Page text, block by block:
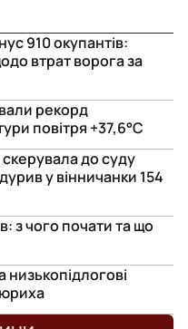
910 окупантів:
втрат ворога за
рекорд
повітря +37,6°С
до суду
у вінничанки 154
з чого почати та що
низькопідлогові